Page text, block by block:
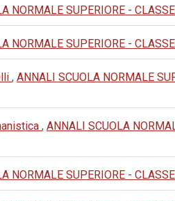
NORMALE SUPERIORE -
NORMALE SUPERIORE -
, ANNALI SCUOLA NORMALE
, ANNALI SCUOLA
NORMALE SUPERIORE -